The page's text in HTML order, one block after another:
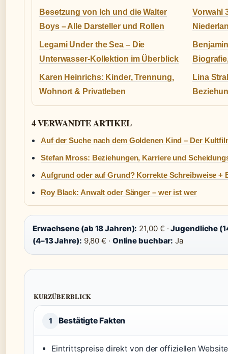
Besetzung von Ich und die Walter
Boys – Alle Darsteller und Rollen
Vorwahl
Legami Under the Sea – Die
Unterwasser-Kollektion im Überblick
Karen Heinrichs: Kinder, Trennung,
Wohnort & Privatleben
Lina
4 VERWANDTE ARTIKEL
Auf der Suche nach dem Goldenen Kind – Der
Stefan Mross: Beziehungen, Karriere und
Aufgrund oder auf Grund? Korrekte Schreibweise +
Roy Black: Anwalt oder Sänger – wer ist wer
Erwachsene (ab 18 Jahren): 21,00 € ·Jugendliche
(4–13 Jahre): 9,80 € · Online buchbar: Ja
KURZÜBERBLICK
1 Bestätigte Fakten
Eintrittspreise direkt von der offiziellen